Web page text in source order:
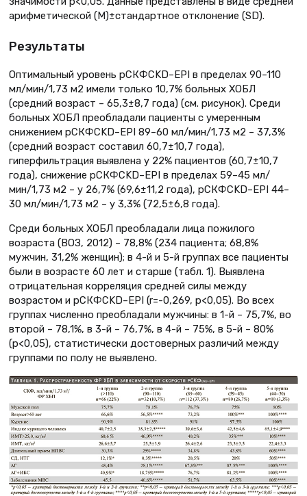
арифметической (М)±стандартное отклонение (SD).
Результаты
Оптимальный уровень рСКФCKD–EPI в пределах 90–110
мл/мин/1,73 м2 имели только 10,7% больных ХОБЛ
(средний возраст – 65,3±8,7 года) (см. рисунок). Среди
больных ХОБЛ преобладали пациенты с умеренным
снижением рСКФCKD–EPI 89–60 мл/мин/1,73 м2 – 37,3%
(средний возраст составил 60,7±10,7 года),
гиперфильтрация выявлена у 22% пациентов (60,7±10,7
года), снижение рСКФCKD–EPI в пределах 59–45 мл/
мин/1,73 м2 – у 26,7% (69,6±11,2 года), рСКФCKD–EPI 44–
30 мл/мин/1,73 м2 – у 3,3% (72,5±6,8 года).
Среди больных ХОБЛ преобладали лица пожилого
возраста (ВОЗ, 2012) – 78,8% (234 пациента; 68,8%
мужчин, 31,2% женщин); в 4-й и 5-й группах все пациенты
были в возрасте 60 лет и старше (табл. 1). Выявлена
отрицательная корреляция средней силы между
возрастом и рСКФCKD–EPI (r=-0,269, p<0,05). Во всех
группах численно преобладали мужчины: в 1-й – 75,7%, во
второй – 78,1%, в 3-й – 76,7%, в 4-й – 75%, в 5-й – 80%
(p<0,05), статистически достоверных различий между
группами по полу не выявлено.